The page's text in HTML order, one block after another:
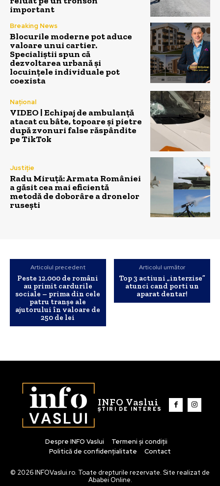
important
Breaking News
Blocurile moderne pot aduce
valoare unui cartier.
Specialiștii spun că
dezvoltarea urbană și
locuințele individuale pot
coexista
Național
VIDEO | Echipaj de ambulanță
atacat cu bâte, topoare și pietre
după zvonuri false răspândite
pe TikTok
Justiție
Radu Miruță: Armata României
a găsit cea mai eficientă
metodă de doborâre a dronelor
rusești
Articolul precedent
Peste 12.000 de români
au primit cardurile
sociale – prima din cele
patru tranșe ale
ajutorului în valoare de
250 de lei
Articolul următor
Top 3 actiuni „interzise”
atunci cand porti un
aparat dentar!
INFO Vaslui
ȘTIRI DE INTERES
Despre INFO Vaslui
Termeni și condiții
Politică de confidențialitate
Contact
© 2026 INFOVaslui.ro. Toate drepturile rezervate. Site realizat de
Ababei Online.